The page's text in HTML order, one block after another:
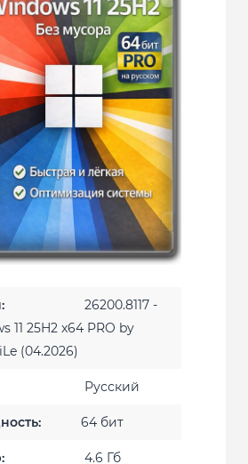
26200.8117 -
11 25H2 x64 PRO by
(04.2026)
Русский
64 бит
4.6 Гб